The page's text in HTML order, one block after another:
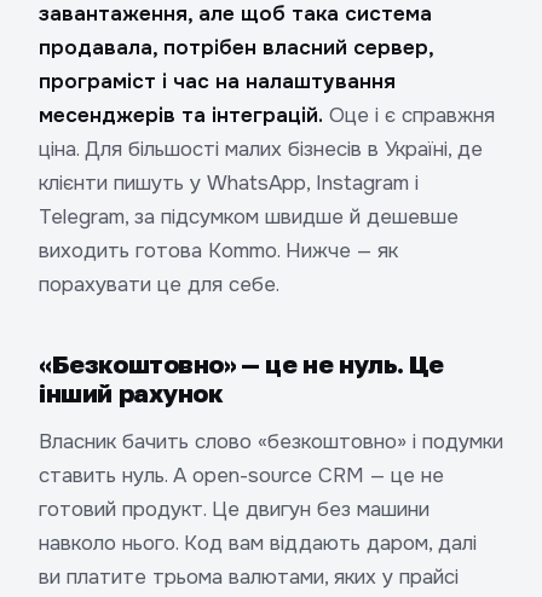
завантаження, але щоб така система
продавала, потрібен власний сервер,
програміст і час на налаштування
месенджерів та інтеграцій. Оце і є справжня
ціна. Для більшості малих бізнесів в Україні, де
клієнти пишуть у WhatsApp, Instagram і
Telegram, за підсумком швидше й дешевше
виходить готова Kommo. Нижче — як
порахувати це для себе.
«Безкоштовно» — це не нуль. Це
інший рахунок
Власник бачить слово «безкоштовно» і подумки
ставить нуль. А open-source CRM — це не
готовий продукт. Це двигун без машини
навколо нього. Код вам віддають даром, далі
ви платите трьома валютами, яких у прайсі